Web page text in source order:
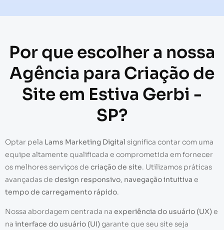
Por que escolher a nossa
Agência para Criação de
Site em Estiva Gerbi -
SP?
Optar pela Lams Marketing Digital significa contar com uma
equipe altamente qualificada e comprometida em fornecer
os melhores serviços de criação de site. Utilizamos práticas
avançadas de design responsivo, navegação intuitiva e
tempo de carregamento rápido.
Nossa abordagem centrada na experiência do usuário (UX)e
na interface do usuário (UI)garante que seu site seja